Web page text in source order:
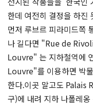
한데 여전히 결정을 하진
먼저 루브르 피라미드쪽
나 길다면 "Rue de
Louvre" 는 지하철역에
Louvre"를 이용하면 박
한다.이곳 말고도
구)에 내려 지하 나폴레